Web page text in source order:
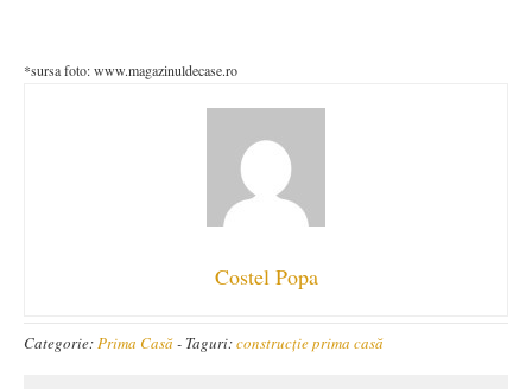
*sursa foto: www.magazinuldecase.ro
Costel Popa
Categorie:Prima Casă- Taguri:construcție prima casă